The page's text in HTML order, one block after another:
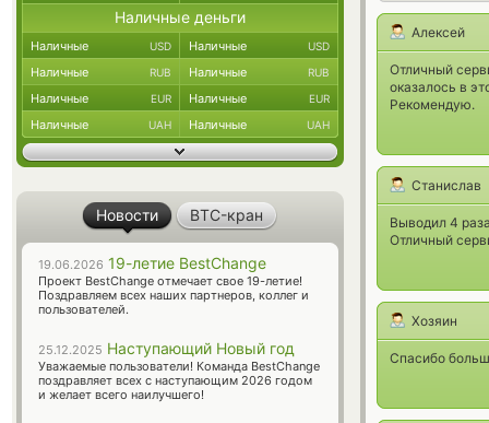
Алексей
Отличный
оказалось в
Рекомендую.
Станислав
Выводил 4
Отличный
Хозяин
Спасибо
Наличные деньги
Наличные USD Наличные USD
Наличные RUB Наличные RUB
Наличные EUR Наличные EUR
Наличные UAH Наличные UAH
Новости BTC-кран
19.06.2026 19-летие BestChange
Проект BestChange отмечает свое 19-летие!
Поздравляем всех наших партнеров, коллег и
пользователей.
25.12.2025 Наступающий Новый год
Уважаемые пользователи! Команда BestChange
поздравляет всех с наступающим 2026 годом
и желает всего наилучшего!